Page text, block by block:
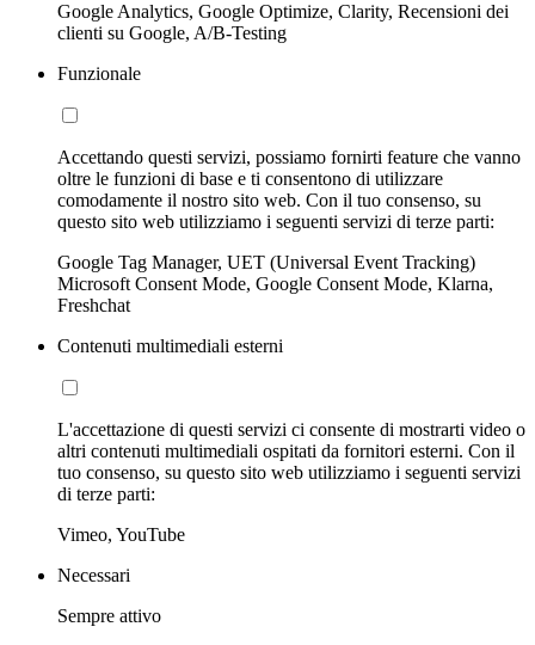
Google Analytics, Google Optimize, Clarity, Recensioni dei
clienti su Google, A/B-Testing
Funzionale
Accettando questi servizi, possiamo fornirti feature che vanno
oltre le funzioni di base e ti consentono di utilizzare
comodamente il nostro sito web. Con il tuo consenso, su
questo sito web utilizziamo i seguenti servizi di terze parti:
Google Tag Manager, UET (Universal Event Tracking)
Microsoft Consent Mode, Google Consent Mode, Klarna,
Freshchat
Contenuti multimediali esterni
L'accettazione di questi servizi ci consente di mostrarti video o
altri contenuti multimediali ospitati da fornitori esterni. Con il
tuo consenso, su questo sito web utilizziamo i seguenti servizi
di terze parti:
Vimeo, YouTube
Necessari
Sempre attivo